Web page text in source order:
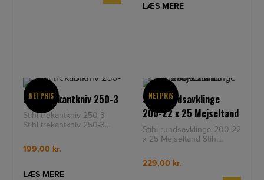
LÆS MERE
NETPRIS
Stihl trekantkniv 250-3
Stihl trekantkniv 250-3
Stihl trekantkniv 250-3
199,00 kr.
LÆS MERE
NETPRIS
Stihl rundsavklinge
200-22 x 25 Mejseltand
Stihl rundsavklinge 200-22
x 25 Mejseltand Stihl
229,00 kr.